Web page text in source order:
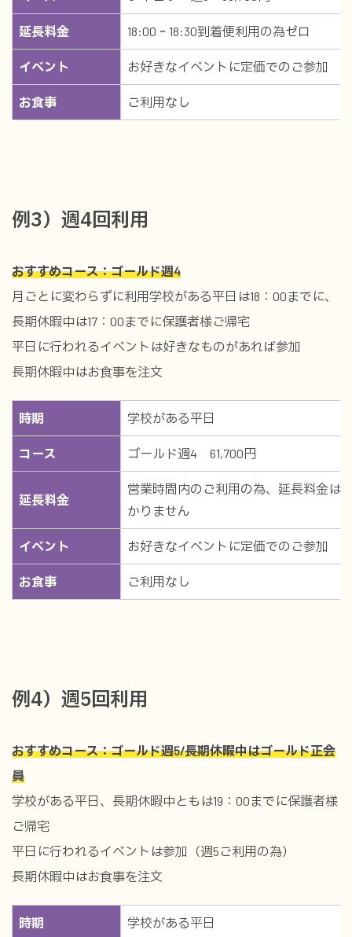
延長料金 18:00‐18:30到着便利用の為ゼロ
イベント お好きなイベントに定価でのご参加
お食事 ご利用なし
例3）週4回利用
おすすめコース：ゴールド週4
月ごとに変わらずに利用学校がある平日は18：00までに、
長期休暇中は17：00までに保護者様ご帰宅
平日に行われるイベントは好きなものがあれば参加
長期休暇中はお食事を注文
時期 学校がある平日
コース ゴールド週4 61,700円
延長料金
営業時間内のご利用の為、延長料金は
かりません
イベント お好きなイベントに定価でのご参加
お食事 ご利用なし
例4）週5回利用
おすすめコース：ゴールド週5/長期休暇中はゴールド正会
員
学校がある平日、長期休暇中ともは19：00までに保護者様
ご帰宅
平日に行われるイベントは参加（週5ご利用の為）
長期休暇中はお食事を注文
時期 学校がある平日